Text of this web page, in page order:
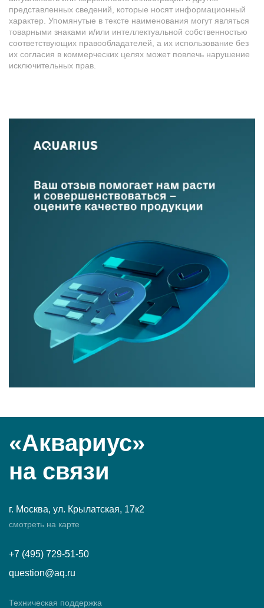
представленных сведений, которые носят информационный
характер. Упомянутые в тексте наименования могут являться
товарными знаками и/или интеллектуальной собственностью
соответствующих правообладателей, а их использование без
их согласия в коммерческих целях может повлечь нарушение
исключительных прав.
«Аквариус»
на связи
г. Москва, ул. Крылатская, 17к2
смотреть на карте
+7 (495) 729-51-50
question@aq.ru
Техническая поддержка